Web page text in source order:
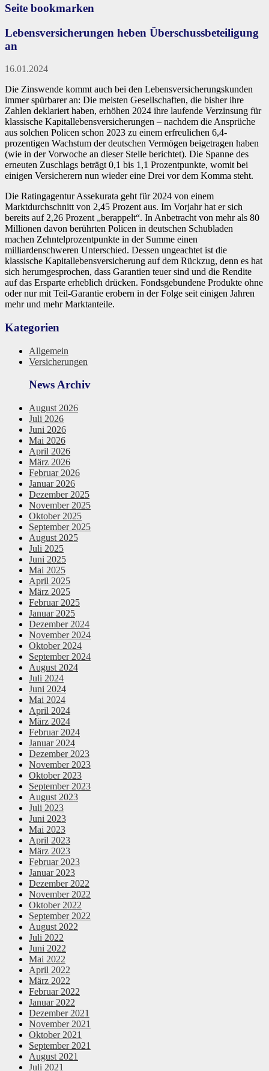
Seite bookmarken
Lebensversicherungen heben Überschussbeteiligung
an
16.01.2024
Die Zinswende kommt auch bei den Lebensversicherungskunden
immer spürbarer an: Die meisten Gesellschaften, die bisher ihre
Zahlen deklariert haben, erhöhen 2024 ihre laufende Verzinsung für
klassische Kapitallebensversicherungen – nachdem die Ansprüche
aus solchen Policen schon 2023 zu einem erfreulichen 6,4-
prozentigen Wachstum der deutschen Vermögen beigetragen haben
(wie in der Vorwoche an dieser Stelle berichtet). Die Spanne des
erneuten Zuschlags beträgt 0,1 bis 1,1 Prozentpunkte, womit bei
einigen Versicherern nun wieder eine Drei vor dem Komma steht.
Die Ratingagentur Assekurata geht für 2024 von einem
Marktdurchschnitt von 2,45 Prozent aus. Im Vorjahr hat er sich
bereits auf 2,26 Prozent „berappelt“. In Anbetracht von mehr als 80
Millionen davon berührten Policen in deutschen Schubladen
machen Zehntelprozentpunkte in der Summe einen
milliardenschweren Unterschied. Dessen ungeachtet ist die
klassische Kapitallebensversicherung auf dem Rückzug, denn es hat
sich herumgesprochen, dass Garantien teuer sind und die Rendite
auf das Ersparte erheblich drücken. Fondsgebundene Produkte ohne
oder nur mit Teil-Garantie erobern in der Folge seit einigen Jahren
mehr und mehr Marktanteile.
Kategorien
Allgemein
Versicherungen
News Archiv
August 2026
Juli 2026
Juni 2026
Mai 2026
April 2026
März 2026
Februar 2026
Januar 2026
Dezember 2025
November 2025
Oktober 2025
September 2025
August 2025
Juli 2025
Juni 2025
Mai 2025
April 2025
März 2025
Februar 2025
Januar 2025
Dezember 2024
November 2024
Oktober 2024
September 2024
August 2024
Juli 2024
Juni 2024
Mai 2024
April 2024
März 2024
Februar 2024
Januar 2024
Dezember 2023
November 2023
Oktober 2023
September 2023
August 2023
Juli 2023
Juni 2023
Mai 2023
April 2023
März 2023
Februar 2023
Januar 2023
Dezember 2022
November 2022
Oktober 2022
September 2022
August 2022
Juli 2022
Juni 2022
Mai 2022
April 2022
März 2022
Februar 2022
Januar 2022
Dezember 2021
November 2021
Oktober 2021
September 2021
August 2021
Juli 2021